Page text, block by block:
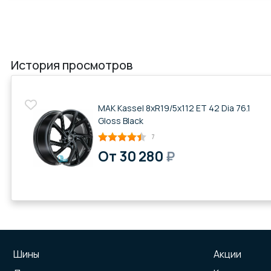
История просмотров
MAK Kassel 8xR19/5x112 ET 42 Dia 76.1
Gloss Black
7
От 30 280₽
Шины
Акции